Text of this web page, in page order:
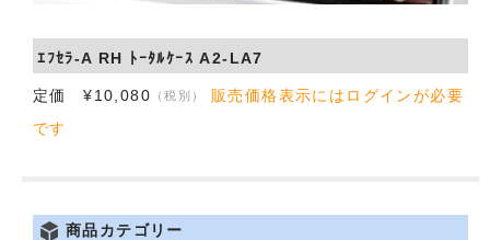
ｴﾌｾﾗ-A RH ﾄｰﾀﾙｹｰｽ A2-LA7
定価 ¥10,080 （税別）
販売価格表示にはログインが必要
です
商品カテゴリー